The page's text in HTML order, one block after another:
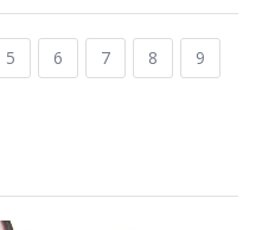
5 6 7 8
9